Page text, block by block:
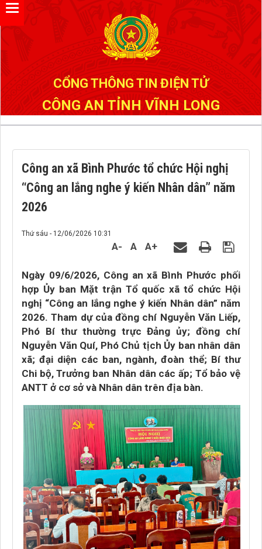
CỔNG THÔNG TIN ĐIỆN TỬ
CÔNG AN TỈNH VĨNH LONG
Công an xã Bình Phước tổ chức Hội nghị
“Công an lắng nghe ý kiến Nhân dân” năm
2026
Thứ sáu - 12/06/2026 10:31
A- A A+
Ngày 09/6/2026, Công an xã Bình Phước phối
hợp Ủy ban Mặt trận Tổ quốc xã tổ chức Hội
nghị “Công an lắng nghe ý kiến Nhân dân” năm
2026. Tham dự của đồng chí Nguyễn Văn Liếp,
Phó Bí thư thường trực Đảng ủy; đồng chí
Nguyễn Văn Quí, Phó Chủ tịch Ủy ban nhân dân
xã; đại diện các ban, ngành, đoàn thể; Bí thư
Chi bộ, Trưởng ban Nhân dân các ấp; Tổ bảo vệ
ANTT ở cơ sở và Nhân dân trên địa bàn.